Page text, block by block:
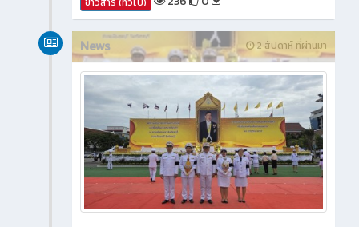
2 สัปดาห์ ที่ผ่านมา
News